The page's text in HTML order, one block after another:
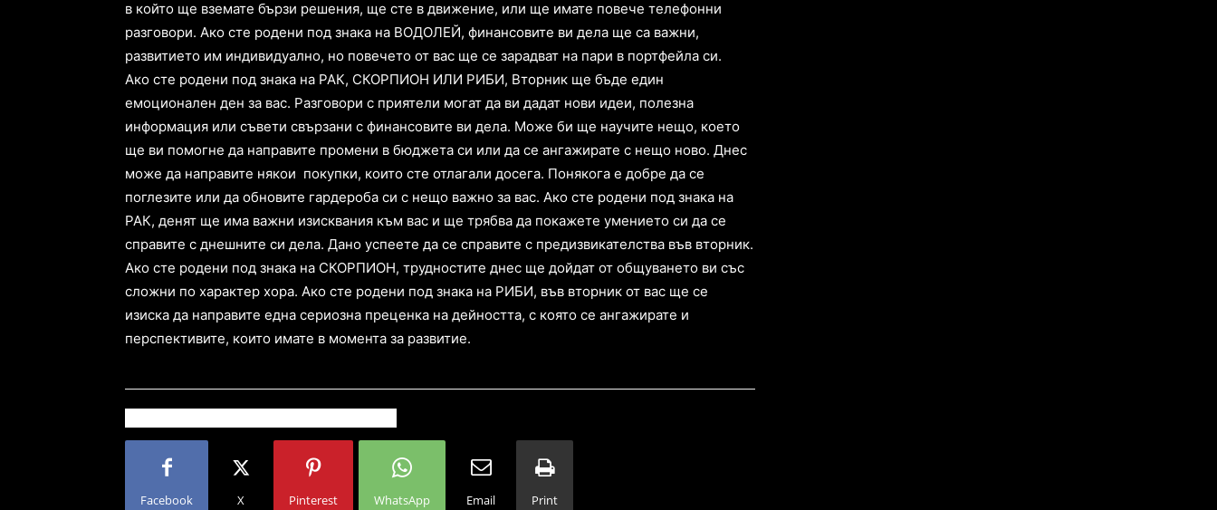
в който ще вземате бързи решения, ще сте в движение, или ще имате повече телефонни
разговори. Ако сте родени под знака на ВОДОЛЕЙ, финансовите ви дела ще са важни,
развитието им индивидуално, но повечето от вас ще се зарадват на пари в портфейла си.
Ако сте родени под знака на РАК, СКОРПИОН ИЛИ РИБИ, Вторник ще бъде един
емоционален ден за вас. Разговори с приятели могат да ви дадат нови идеи, полезна
информация или съвети свързани с финансовите ви дела. Може би ще научите нещо, което
ще ви помогне да направите промени в бюджета си или да се ангажирате с нещо ново. Днес
може да направите някои покупки, които сте отлагали досега. Понякога е добре да се
поглезите или да обновите гардероба си с нещо важно за вас. Ако сте родени под знака на
РАК, денят ще има важни изисквания към вас и ще трябва да покажете умението си да се
справите с днешните си дела. Дано успеете да се справите с предизвикателства във вторник.
Ако сте родени под знака на СКОРПИОН, трудностите днес ще дойдат от общуването ви със
сложни по характер хора. Ако сте родени под знака на РИБИ, във вторник от вас ще се
изиска да направите една сериозна преценка на дейността, с която се ангажирате и
перспективите, които имате в момента за развитие.
Facebook X Pinterest WhatsApp Email Print